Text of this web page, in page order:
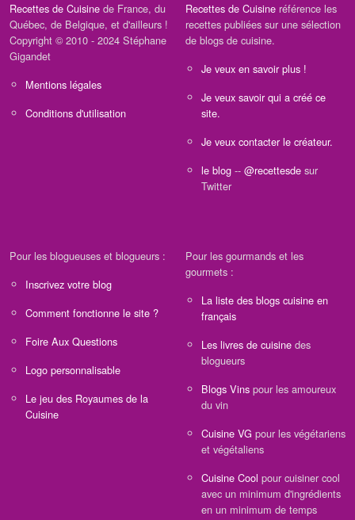
Recettes de Cuisine de France, du
Québec, de Belgique, et d'ailleurs !
Copyright © 2010 - 2024 Stéphane
Gigandet
Mentions légales
Conditions d'utilisation
Recettes de Cuisine référence les
recettes publiées sur une sélection
de blogs de cuisine.
Je veux en savoir plus !
Je veux savoir qui a créé ce
site.
Je veux contacter le créateur.
le blog -- @recettesde sur
Twitter
Pour les blogueuses et blogueurs :
Inscrivez votre blog
Comment fonctionne le site ?
Foire Aux Questions
Logo personnalisable
Le jeu des Royaumes de la
Cuisine
Pour les gourmands et les
gourmets :
La liste des blogs cuisine en
français
Les livres de cuisine des
blogueurs
Blogs Vins pour les amoureux
du vin
Cuisine VG pour les végétariens
et végétaliens
Cuisine Cool pour cuisiner cool
avec un minimum d'ingrédients
en un minimum de temps